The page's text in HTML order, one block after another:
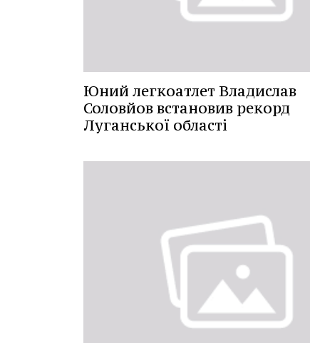
Юний легкоатлет Владислав
Соловйов встановив рекорд
Луганської області